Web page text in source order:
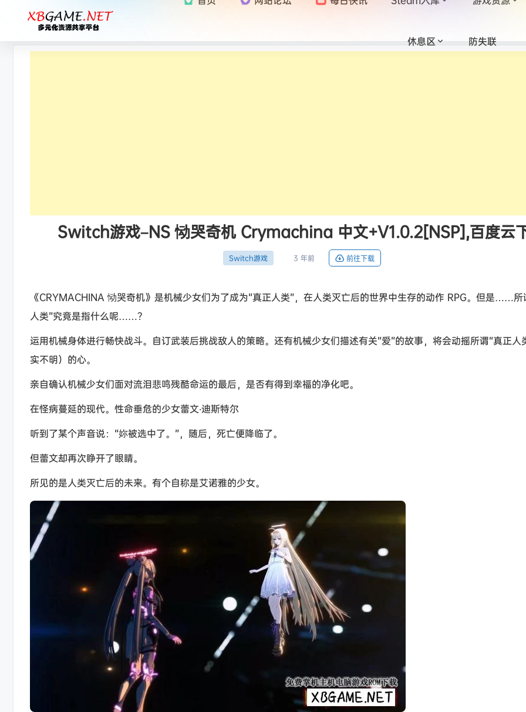
休息区 防失联
Switch游戏–NS 恸哭奇机 Crymachina 中文+V1.0.2[NSP],百度云
Switch游戏 3 年前 前往下载
《CRYMACHINA 恸哭奇机》是机械少女们为了成为“真正人类”，在人类灭亡后的世界中生存的动作 RPG。但是……所
人类”究竟是指什么呢……？
运用机械身体进行畅快战斗。自订武装后挑战敌人的策略。还有机械少女们描述有关“爱”的故事，将会动摇所谓“真正人
实不明）的心。
亲自确认机械少女们面对流泪悲鸣残酷命运的最后，是否有得到幸福的净化吧。
在怪病蔓延的现代。性命垂危的少女蕾文‧迪斯特尔
听到了某个声音说：“妳被选中了。”，随后，死亡便降临了。
但蕾文却再次睁开了眼睛。
所见的是人类灭亡后的未来。有个自称是艾诺雅的少女。